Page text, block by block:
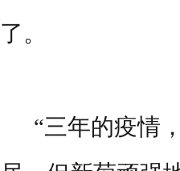
了。
“三年的疫情，